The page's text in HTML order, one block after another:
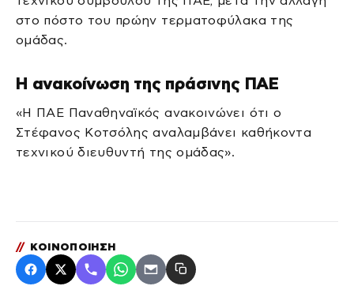
στο πόστο του πρώην τερματοφύλακα της
ομάδας.
Η ανακοίνωση της πράσινης ΠΑΕ
«Η ΠΑΕ Παναθηναϊκός ανακοινώνει ότι ο
Στέφανος Κοτσόλης αναλαμβάνει καθήκοντα
τεχνικού διευθυντή της ομάδας».
// ΚΟΙΝΟΠΟΙΗΣΗ